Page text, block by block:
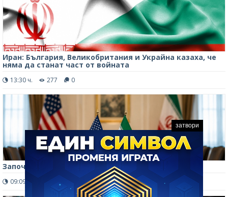
Иран: България, Великобритания и Украйна казаха, че
няма да станат част от войната
13:30 ч. 277 0
Започват нови преговори между САЩ и Иран
09:09 ч. 192 0
затвори